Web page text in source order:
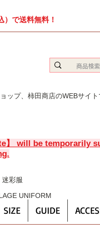
）で送料無料！
ップ、柿田商店のWEBサイト
】 will be temporarily
彩服
UNIFORM
SIZE GUIDE